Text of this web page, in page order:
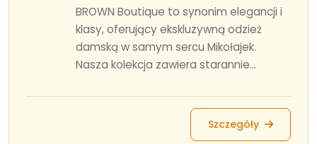
BROWN Boutique to synonim elegancji i
klasy, oferujący ekskluzywną odzież
damską w samym sercu Mikołajek.
Nasza kolekcja zawiera starannie...
Szczegóły